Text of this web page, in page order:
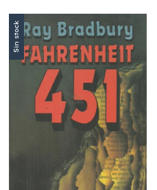
Sin stock